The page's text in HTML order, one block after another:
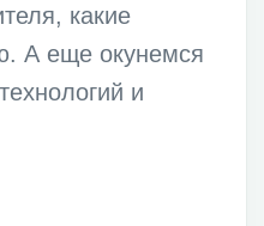
какие
А еще окунемся
и